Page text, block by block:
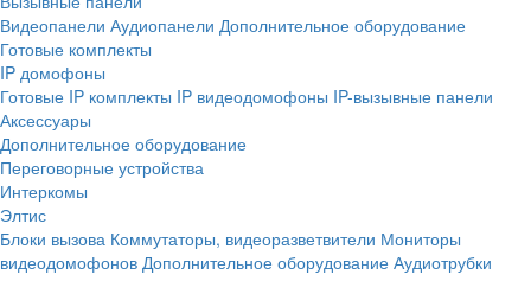
Видеопанели Аудиопанели Дополнительное оборудование
Готовые комплекты
IP домофоны
Готовые IP комплекты IP видеодомофоны IP-вызывные панели
Аксессуары
Дополнительное оборудование
Переговорные устройства
Интеркомы
Элтис
Блоки вызова Коммутаторы, видеоразветвители Мониторы
видеодомофонов Дополнительное оборудование Аудиотрубки